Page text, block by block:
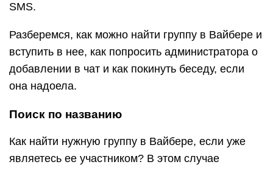
SMS.
Разберемся, как можно найти группу в Вайбере и
вступить в нее, как попросить администратора о
добавлении в чат и как покинуть беседу, если
она надоела.
Поиск по названию
Как найти нужную группу в Вайбере, если уже
являетесь ее участником? В этом случае